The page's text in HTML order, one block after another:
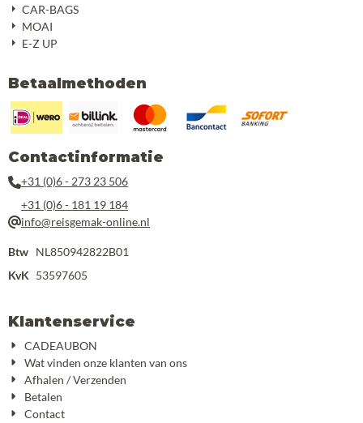
CAR-BAGS
MOAI
E-Z UP
Betaalmethoden
Contactinformatie
+31 (0)6 - 273 23 506
+31 (0)6 - 181 19 184
info@reisgemak-online.nl
Btw NL850942822B01
KvK 53597605
Klantenservice
CADEAUBON
Wat vinden onze klanten van ons
Afhalen / Verzenden
Betalen
Contact